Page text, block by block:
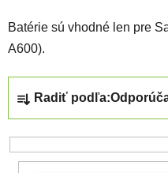
Batérie sú vhodné len pre
A600).
Radiť podľa: